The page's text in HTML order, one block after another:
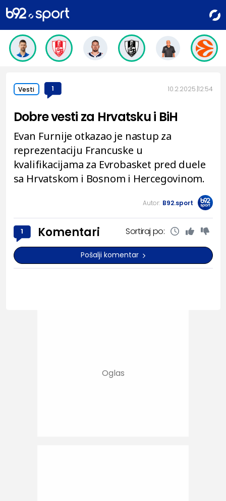
Vesti 1 10.2.2025. 12:54
Dobre vesti za Hrvatsku i BiH
Evan Furnije otkazao je nastup za
reprezentaciju Francuske u
kvalifikacijama za Evrobasket pred duele
sa Hrvatskom i Bosnom i Hercegovinom.
Autor: B92.sport
1 Komentari Sortiraj po:
Pošalji komentar